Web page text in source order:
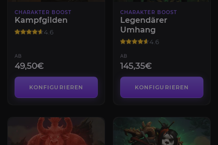
CHARAKTER BOOST
Kampfgilden
4.6
AB
49,50€
KONFIGURIEREN
CHARAKTER BOOST
Legendärer
Umhang
4.6
AB
145,35€
KONFIGURIEREN